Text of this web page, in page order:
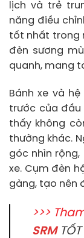
lịch và trẻ
năng điều
tốt nhất trong
đèn sương
quanh, mang
Bánh xe và
trước của đầu
thấy không
thường khác.
góc nhìn
xe. Cụm đèn
gàng, tạo nên
>>>
SRMTỐT